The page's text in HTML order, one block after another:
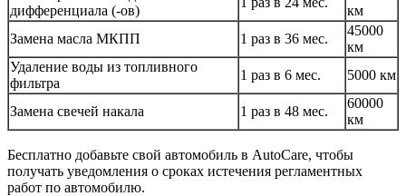
дифференциала (-ов)
км
Замена масла МКПП
1 раз в 36 мес.
45000
км
Удаление воды из топливного
фильтра
1 раз в 6 мес. 5000 км
Замена свечей накала 1 раз в 48 мес.
60000
км
Бесплатно добавьте свой автомобиль в AutoCare, чтобы
получать уведомления о сроках истечения регламентных
работ по автомобилю.